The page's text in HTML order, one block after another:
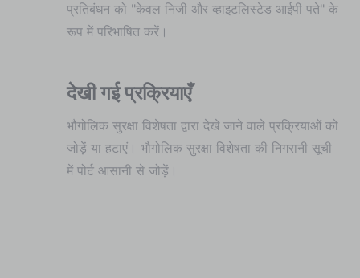
प्रतिबंधन को "केवल निजी और व्हाइटलिस्टेड आईपी पते" के
रूप में परिभाषित करें।
देखी गई प्रक्रियाएँ
भौगोलिक सुरक्षा विशेषता द्वारा देखे जाने वाले प्रक्रियाओं को
जोड़ें या हटाएं। भौगोलिक सुरक्षा विशेषता की निगरानी सूची
में पोर्ट आसानी से जोड़ें।